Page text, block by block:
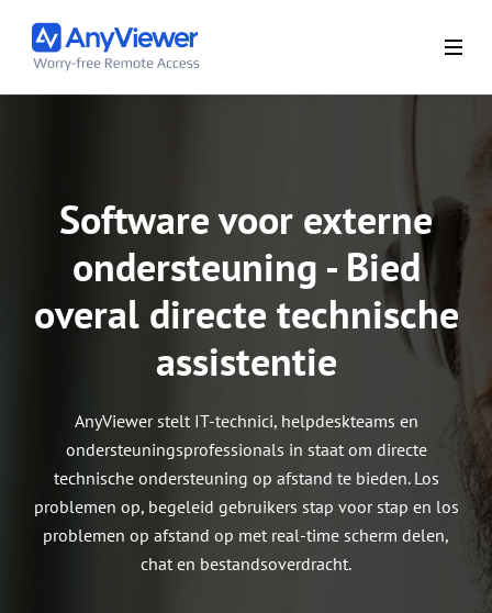
Software voor externe
ondersteuning - Bied
overal directe technische
assistentie
AnyViewer stelt IT-technici, helpdeskteams en
ondersteuningsprofessionals in staat om directe
technische ondersteuning op afstand te bieden. Los
problemen op, begeleid gebruikers stap voor stap en los
problemen op afstand op met real-time scherm delen,
chat en bestandsoverdracht.